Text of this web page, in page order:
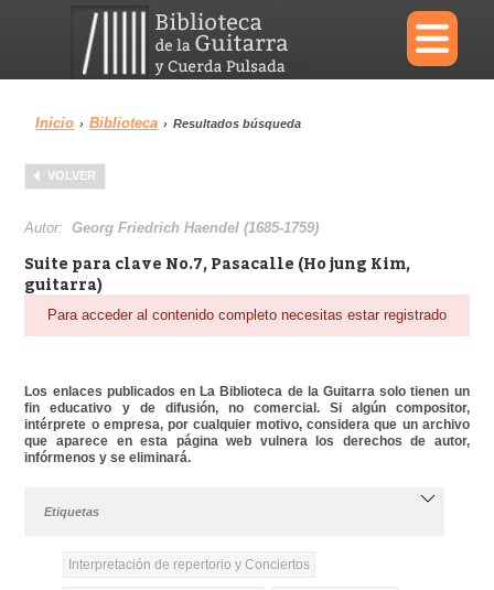
×
Menu
Biblioteca Diccionario
Área personal Reproductor
Inicio › Biblioteca › Resultados búsqueda
VOLVER
Autor:Georg Friedrich Haendel (1685-1759)
Suite para clave No.7, Pasacalle (Ho jung Kim,
guitarra)
Para acceder al contenido completo necesitas estar registrado
Los enlaces publicados en La Biblioteca de la Guitarra solo tienen un
fin educativo y de difusión, no comercial. Si algún compositor,
intérprete o empresa, por cualquier motivo, considera que un archivo
que aparece en esta página web vulnera los derechos de autor,
infórmenos y se eliminará.
Etiquetas
Interpretación de repertorio y Conciertos